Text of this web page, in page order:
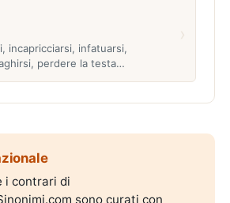
incapricciarsi, infatuarsi,
perdere la testa…
i contrari di
sono curati con